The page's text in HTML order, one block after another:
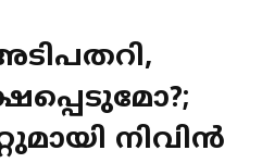
നിവിൻ